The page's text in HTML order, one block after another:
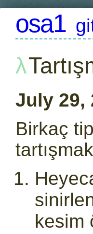
osa1
July 29,
Birkaç
kesim